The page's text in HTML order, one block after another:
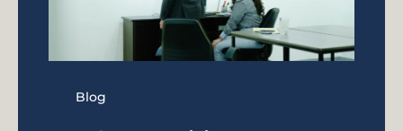
Blog